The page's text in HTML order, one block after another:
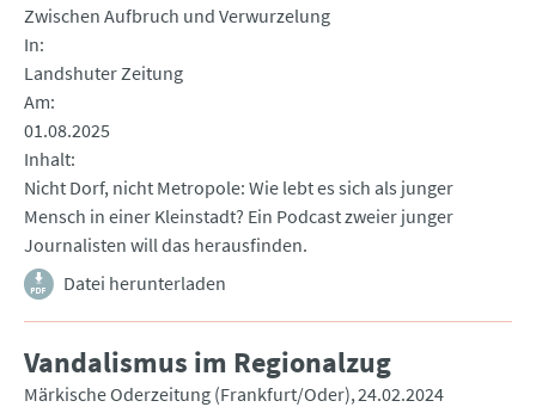
Zwischen Aufbruch und Verwurzelung
In
Landshuter Zeitung
Am
01.08.2025
Inhalt
Nicht Dorf, nicht Metropole: Wie lebt es sich als junger
Mensch in einer Kleinstadt? Ein Podcast zweier junger
Journalisten will das herausfinden.
Datei herunterladen
Vandalismus im Regionalzug
Märkische Oderzeitung (Frankfurt/Oder) 24.02.2024